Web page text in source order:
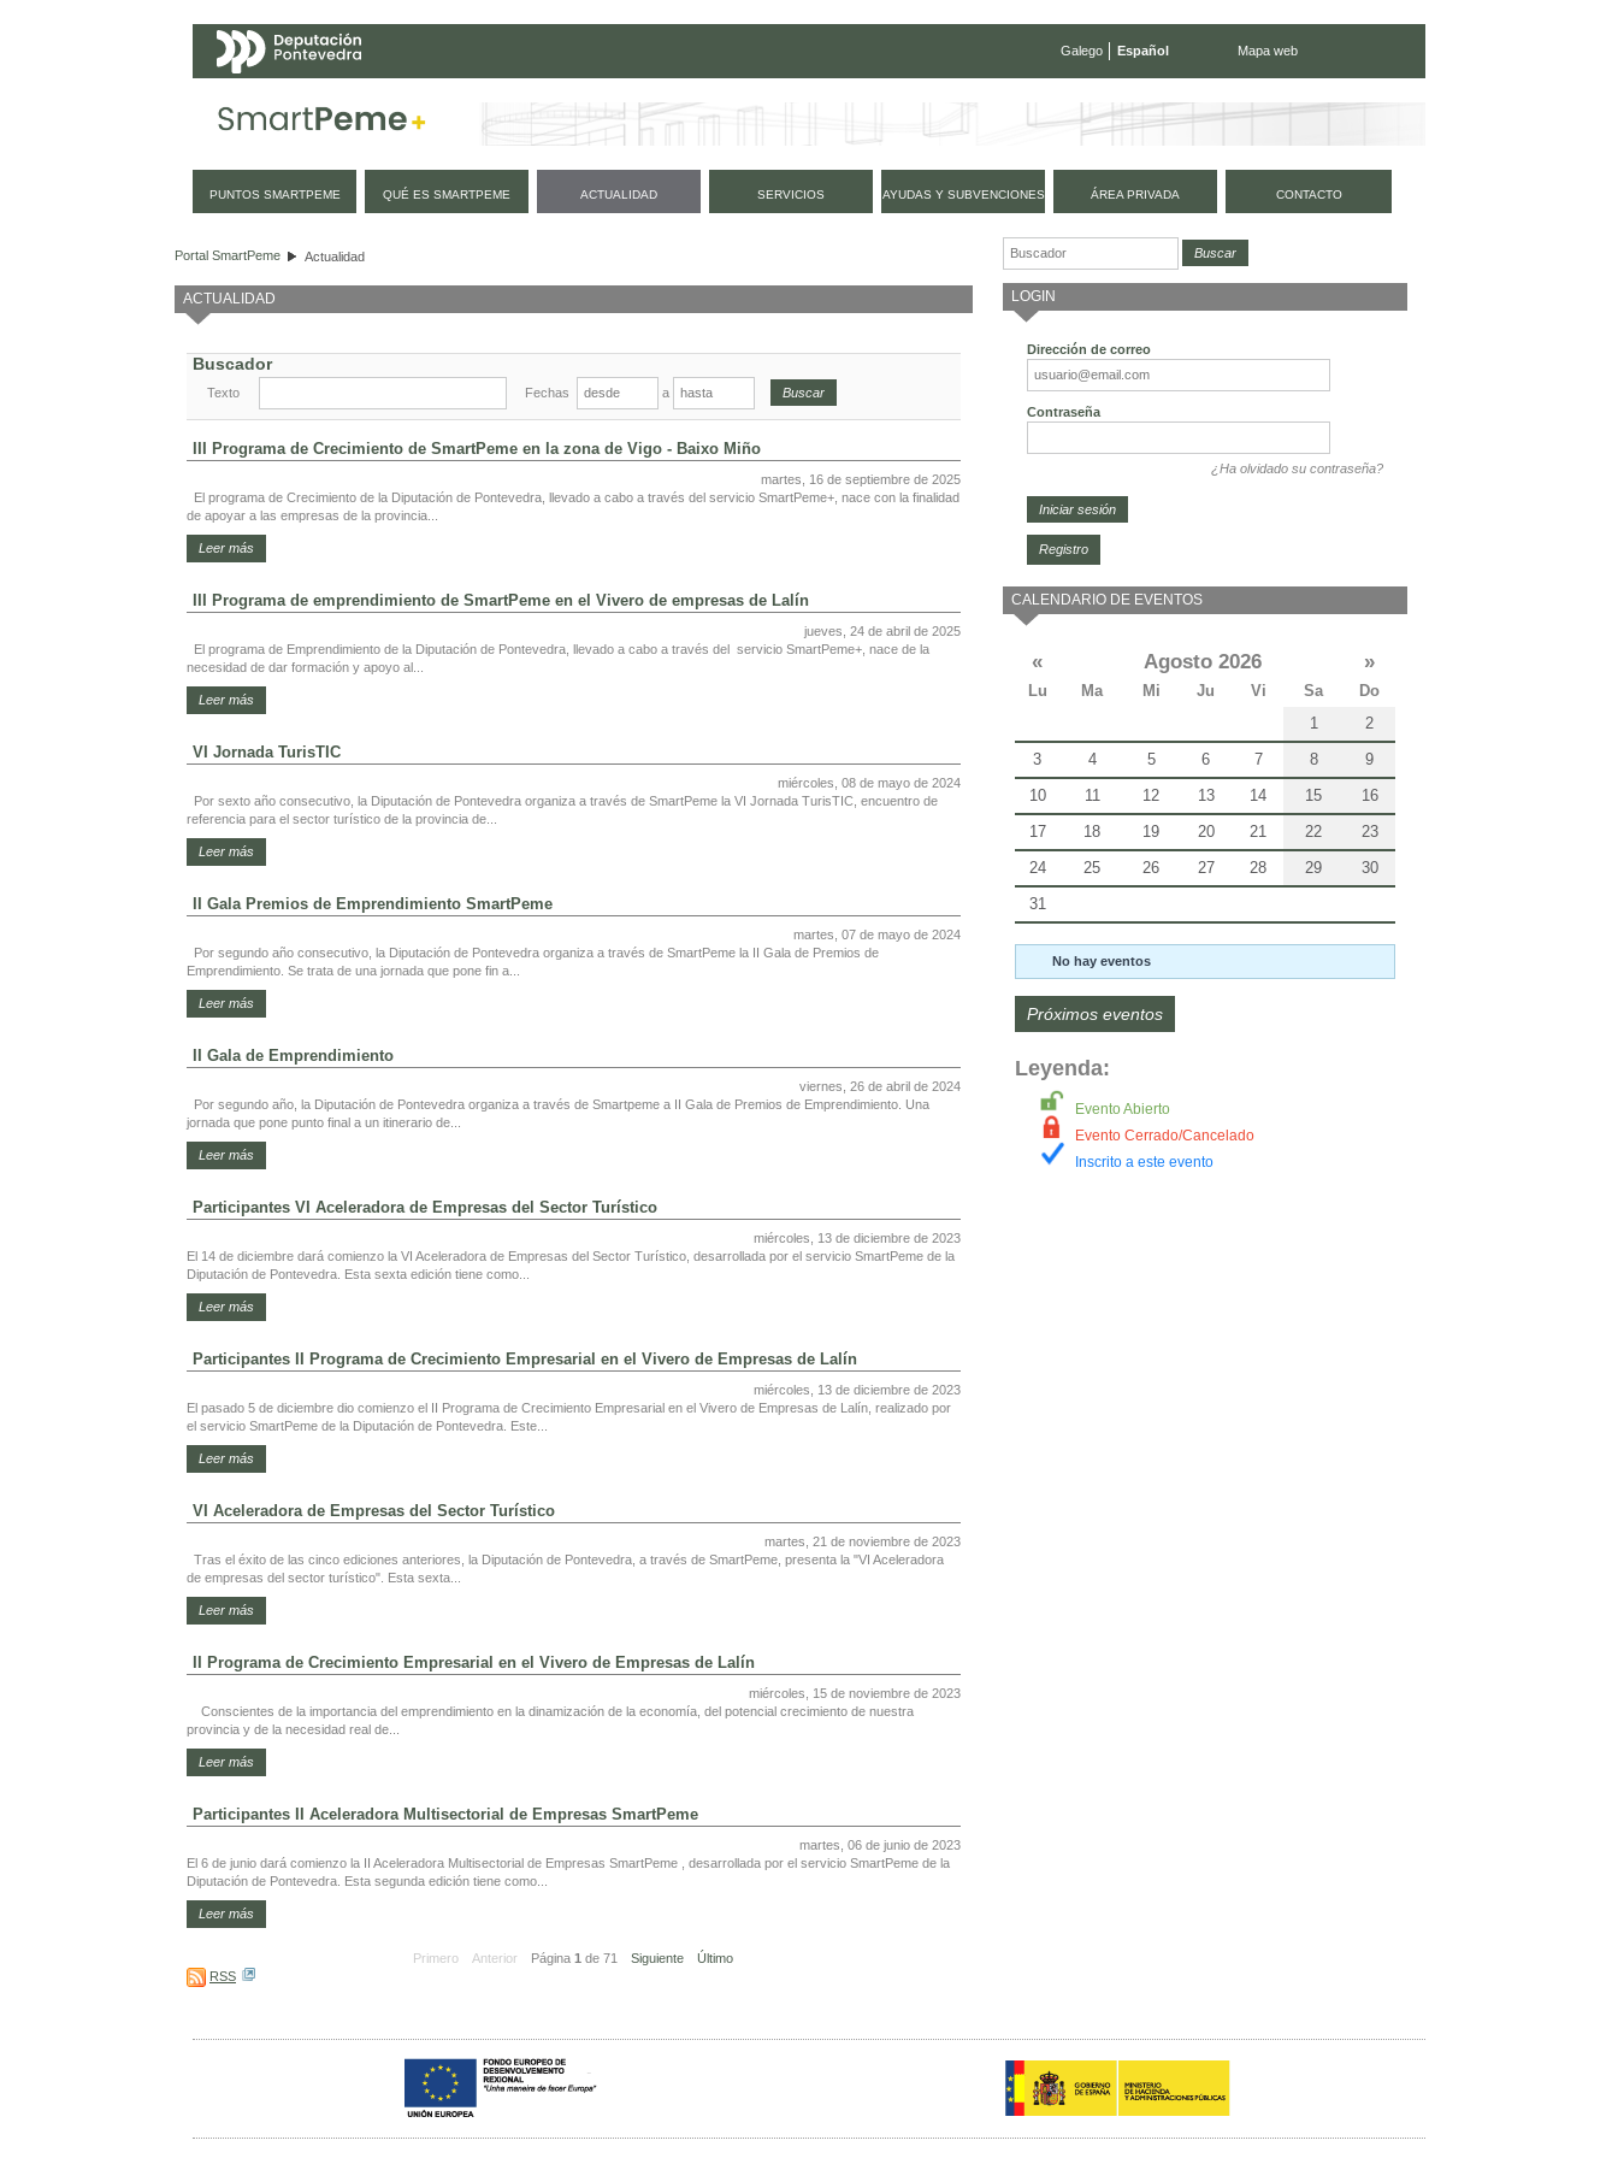
Galego Español Mapa web
PUNTOS SMARTPEME QUÉ ES SMARTPEME ACTUALIDAD SERVICIOS AYUDAS Y SUBVENCIONES ÁREA PRIVADA CONTACTO
Portal SmartPeme Actualidad
ACTUALIDAD
Buscador
Texto Fechas a
III Programa de Crecimiento de SmartPeme en la zona de Vigo - Baixo Miño
martes, 16 de septiembre de 2025
El programa de Crecimiento de la Diputación de Pontevedra, llevado a cabo a través del servicio SmartPeme+, nace con la finalidad
de apoyar a las empresas de la provincia...
Leer más
III Programa de emprendimiento de SmartPeme en el Vivero de empresas de Lalín
jueves, 24 de abril de 2025
El programa de Emprendimiento de la Diputación de Pontevedra, llevado a cabo a través del servicio SmartPeme+, nace de la
necesidad de dar formación y apoyo al...
Leer más
VI Jornada TurisTIC
miércoles, 08 de mayo de 2024
Por sexto año consecutivo, la Diputación de Pontevedra organiza a través de SmartPeme la VI Jornada TurisTIC, encuentro de
referencia para el sector turístico de la provincia de...
Leer más
II Gala Premios de Emprendimiento SmartPeme
martes, 07 de mayo de 2024
Por segundo año consecutivo, la Diputación de Pontevedra organiza a través de SmartPeme la II Gala de Premios de
Emprendimiento. Se trata de una jornada que pone fin a...
Leer más
II Gala de Emprendimiento
viernes, 26 de abril de 2024
Por segundo año, la Diputación de Pontevedra organiza a través de Smartpeme a II Gala de Premios de Emprendimiento. Una
jornada que pone punto final a un itinerario de...
Leer más
Participantes VI Aceleradora de Empresas del Sector Turístico
miércoles, 13 de diciembre de 2023
El 14 de diciembre dará comienzo la VI Aceleradora de Empresas del Sector Turístico, desarrollada por el servicio SmartPeme de la
Diputación de Pontevedra. Esta sexta edición tiene como...
Leer más
Participantes II Programa de Crecimiento Empresarial en el Vivero de Empresas de Lalín
miércoles, 13 de diciembre de 2023
El pasado 5 de diciembre dio comienzo el II Programa de Crecimiento Empresarial en el Vivero de Empresas de Lalín, realizado por
el servicio SmartPeme de la Diputación de Pontevedra. Este...
Leer más
VI Aceleradora de Empresas del Sector Turístico
martes, 21 de noviembre de 2023
Tras el éxito de las cinco ediciones anteriores, la Diputación de Pontevedra, a través de SmartPeme, presenta la "VI Aceleradora
de empresas del sector turístico". Esta sexta...
Leer más
II Programa de Crecimiento Empresarial en el Vivero de Empresas de Lalín
miércoles, 15 de noviembre de 2023
Conscientes de la importancia del emprendimiento en la dinamización de la economía, del potencial crecimiento de nuestra
provincia y de la necesidad real de...
Leer más
Participantes II Aceleradora Multisectorial de Empresas SmartPeme
martes, 06 de junio de 2023
El 6 de junio dará comienzo la II Aceleradora Multisectorial de Empresas SmartPeme , desarrollada por el servicio SmartPeme de la
Diputación de Pontevedra. Esta segunda edición tiene como...
Leer más
Primero Anterior Página1 de71 Siguiente
Último
RSS
LOGIN
Dirección de correo
Contraseña
¿Ha olvidado su contraseña?
Registro
CALENDARIO DE EVENTOS
« Agosto 2026 »
Lu Ma Mi Ju Vi Sa
Do
1
2
3
4 5 6 7 8
9
10
11 12 13 14 15
16
17
18 19 20 21 22
23
24
25 26 27 28 29
30
31
No hay eventos
Próximos eventos
Leyenda:
Evento Abierto
Evento Cerrado/Cancelado
Inscrito a este evento